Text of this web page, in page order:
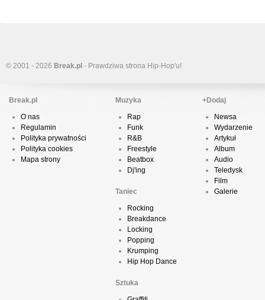
© 2001 - 2026 Break.pl - Prawdziwa strona Hip-Hop'u!
Break.pl
O nas
Regulamin
Polityka prywatności
Polityka cookies
Mapa strony
Muzyka
Rap
Funk
R&B
Freestyle
Beatbox
Dj'ing
Taniec
Rocking
Breakdance
Locking
Popping
Krumping
Hip Hop Dance
Sztuka
+Dodaj
Newsa
Wydarzenie
Artykuł
Album
Audio
Teledysk
Film
Galerie